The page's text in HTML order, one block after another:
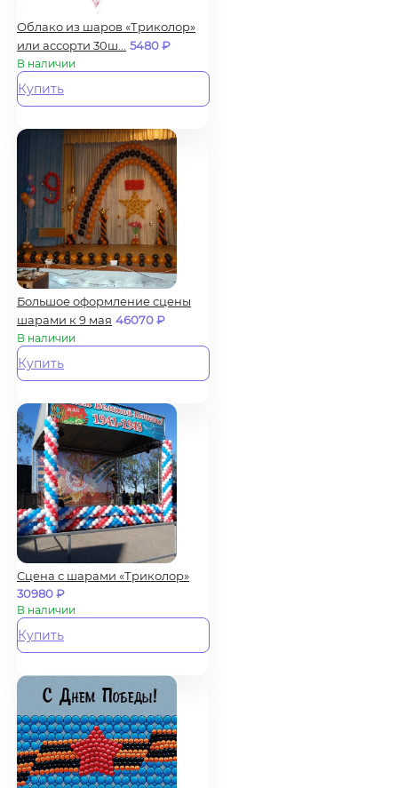
Облако из шаров «Триколор»
или ассорти 30ш...
5480₽
В наличии
Купить
Большое оформление сцены
шарами к 9 мая 46070₽
В наличии
Купить
Сцена с шарами «Триколор»
30980₽
В наличии
Купить